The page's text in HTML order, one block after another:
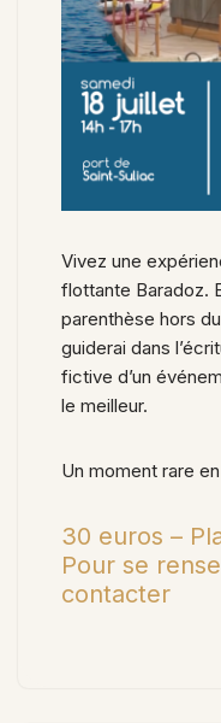
Vivez une
flottante Baradoz.
parenthèse hors
guiderai dans
fictive d’un
le meilleur.
Un moment rare
30 euros –
Pour se
contacter